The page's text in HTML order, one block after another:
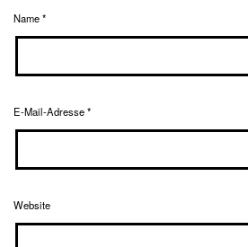
Name*
E-Mail-Adresse*
Website